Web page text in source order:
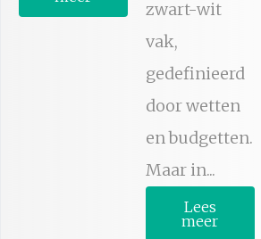
zwart-wit
vak,
gedefinieerd
door wetten
en budgetten.
Maar in...
Lees
meer